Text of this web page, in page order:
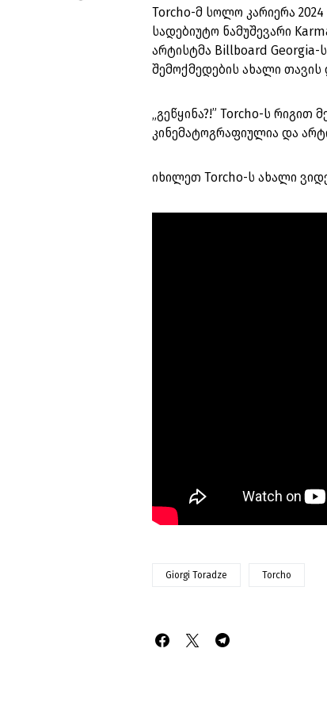
Torcho-მ სოლო კარიერა
სადებიუტო ნამუშევარი
არტისტმა Billboard Georgia-
შემოქმედების ახალი თავის
„გეწყინა?!” Torcho-ს
კინემატოგრაფიულია და
იხილეთ Torcho-ს ახალი
Giorgi Toradze Torcho